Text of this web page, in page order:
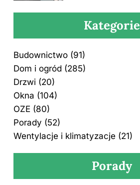
Kategorie
Budownictwo (91)
Dom i ogród (285)
Drzwi (20)
Okna (104)
OZE (80)
Porady (52)
Wentylacje i klimatyzacje (21)
Porady